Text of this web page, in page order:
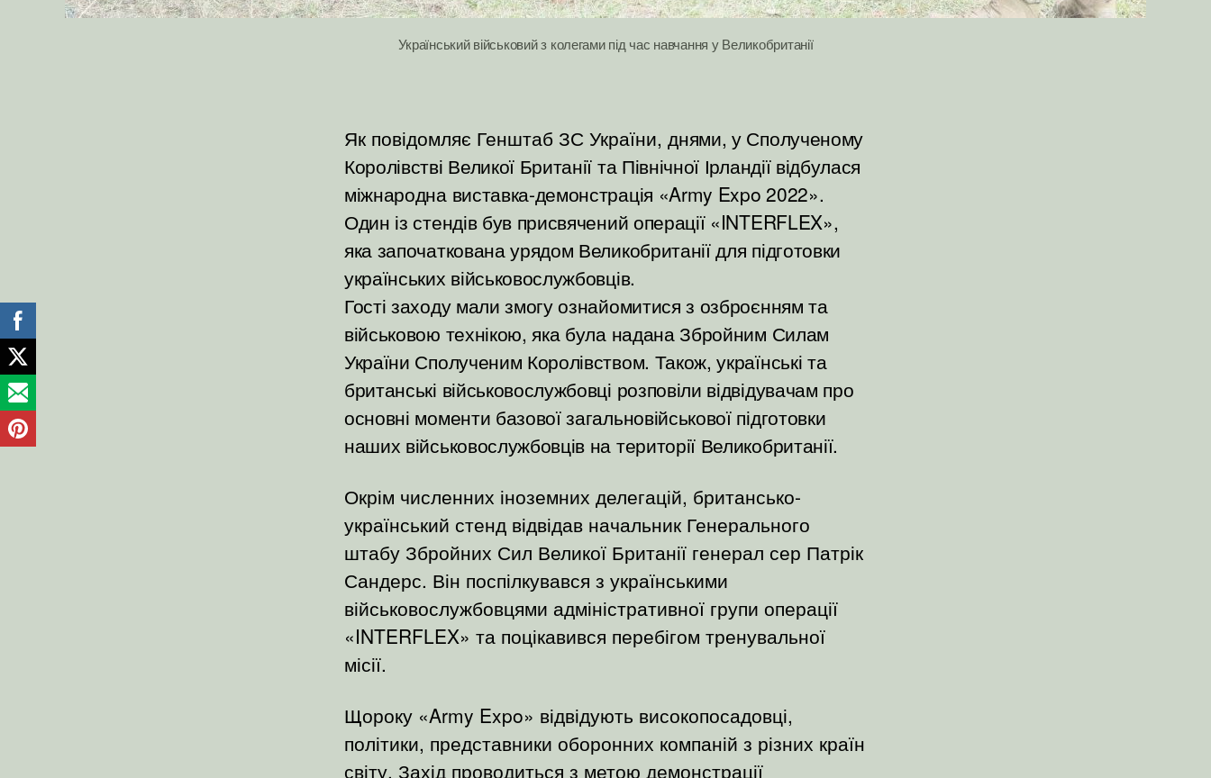
Український військовий з колегами під час навчання у Великобританії
Як повідомляє Генштаб ЗС України, днями, у Сполученому
Королівстві Великої Британії та Північної Ірландії відбулася
міжнародна виставка-демонстрація «Army Expo 2022».
Один із стендів був присвячений операції «INTERFLEX»,
яка започаткована урядом Великобританії для підготовки
українських військовослужбовців.
Гості заходу мали змогу ознайомитися з озброєнням та
військовою технікою, яка була надана Збройним Силам
України Сполученим Королівством. Також, українські та
британські військовослужбовці розповіли відвідувачам про
основні моменти базової загальновійськової підготовки
наших військовослужбовців на території Великобританії.
Окрім численних іноземних делегацій, британсько-
український стенд відвідав начальник Генерального
штабу Збройних Сил Великої Британії генерал сер Патрік
Сандерс. Він поспілкувався з українськими
військовослужбовцями адміністративної групи операції
«INTERFLEX» та поцікавився перебігом тренувальної
місії.
Щороку «Army Expo» відвідують високопосадовці,
політики, представники оборонних компаній з різних країн
світу. Захід проводиться з метою демонстрації